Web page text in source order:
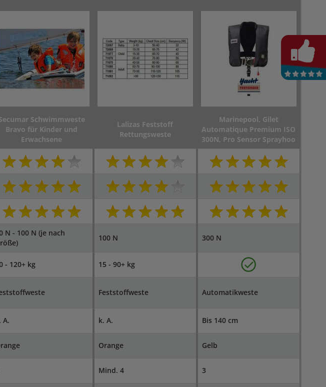
Schwimmweste
Bravo für Kinder und
Erwachsene
Lalizas Feststoff
Rettungsweste
Marinepool, Gilet
Automatique Premium ISO
300N, Pro Sensor Sprayhoo
N - 100 N (je nach
100 N 300 N
- 120+ kg 15 - 90+ kg
Feststoffweste Automatikweste
A. k. A. Bis 140 cm
Orange Gelb
Mind. 4 3